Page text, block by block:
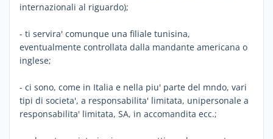
internazionali al riguardo);
- ti servira' comunque una filiale tunisina,
eventualmente controllata dalla mandante americana o
inglese;
- ci sono, come in Italia e nella piu' parte del mndo, vari
tipi di societa', a responsabilita' limitata, unipersonale a
responsabilita' limitata, SA, in accomandita ecc.;